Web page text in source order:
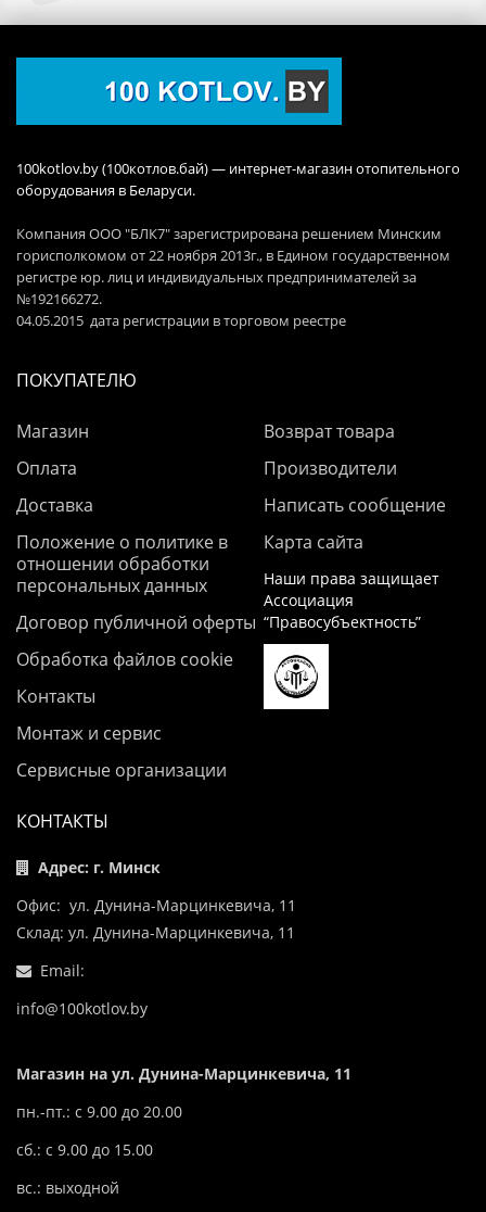
100kotlov.by (100котлов.бай) — интернет-магазин отопительного
оборудования в Беларуси.
Компания ООО "БЛК7" зарегистрирована решением Минским
горисполкомом от 22 ноября 2013г., в Едином государственном
регистре юр. лиц и индивидуальных предпринимателей за
№192166272.
04.05.2015 дата регистрации в торговом реестре
ПОКУПАТЕЛЮ
Магазин
Оплата
Доставка
Положение о политике в
отношении обработки
персональных данных
Договор публичной оферты
Обработка файлов cookie
Контакты
Монтаж и сервис
Сервисные организации
Возврат товара
Производители
Написать сообщение
Карта сайта
Наши права защищает
Ассоциация
“Правосубъектность”
КОНТАКТЫ
Адрес: г. Минск
Офис: ул. Дунина-Марцинкевича, 11
Склад: ул. Дунина-Марцинкевича, 11
Email:
info@100kotlov.by
Магазин на ул. Дунина-Марцинкевича, 11
пн.-пт.: с 9.00 до 20.00
сб.: с 9.00 до 15.00
вс.: выходной